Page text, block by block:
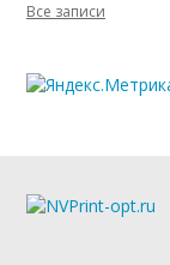
Все записи